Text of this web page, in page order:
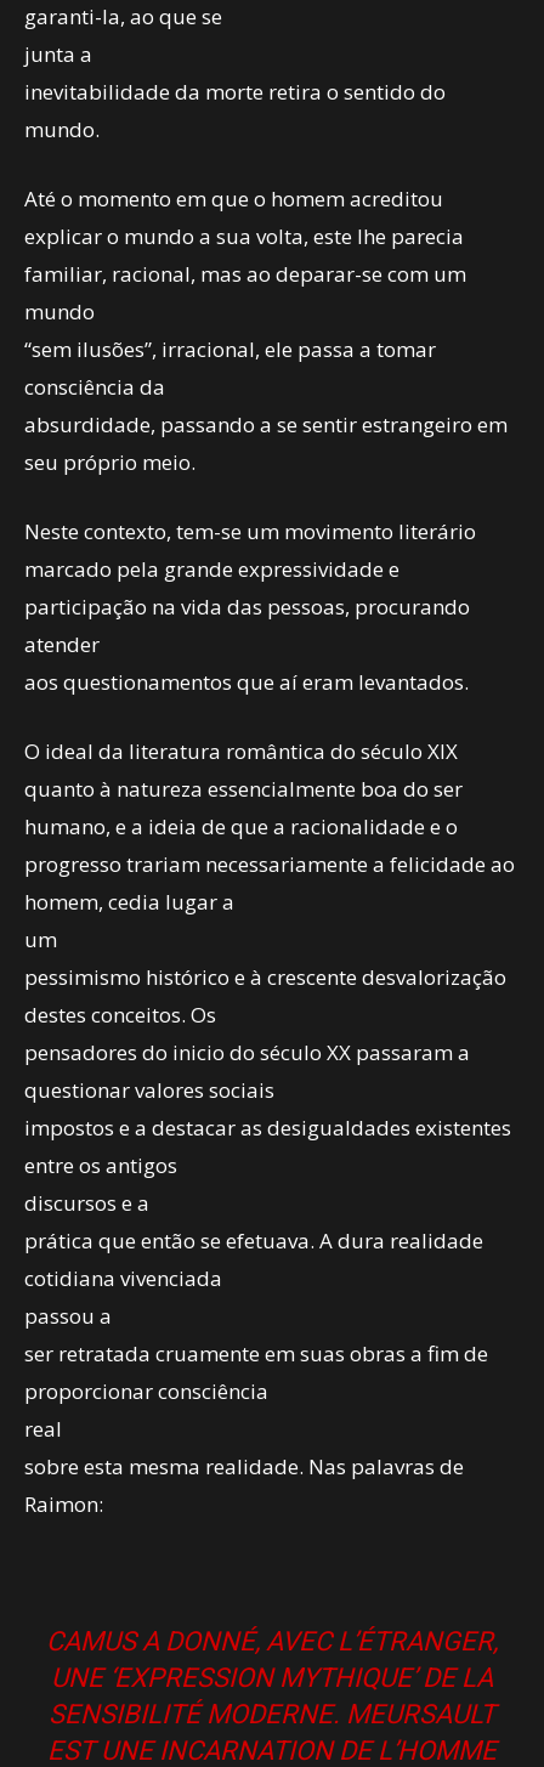
garanti-la, ao que se
junta a
inevitabilidade da morte retira o sentido do
mundo.
Até o momento em que o homem acreditou
explicar o mundo a sua volta, este lhe parecia
familiar, racional, mas ao deparar-se com um
mundo
“sem ilusões”, irracional, ele passa a tomar
consciência da
absurdidade, passando a se sentir estrangeiro em
seu próprio meio.
Neste contexto, tem-se um movimento literário
marcado pela grande expressividade e
participação na vida das pessoas, procurando
atender
aos questionamentos que aí eram levantados.
O ideal da literatura romântica do século XIX
quanto à natureza essencialmente boa do ser
humano, e a ideia de que a racionalidade e o
progresso trariam necessariamente a felicidade ao
homem, cedia lugar a
um
pessimismo histórico e à crescente desvalorização
destes conceitos. Os
pensadores do inicio do século XX passaram a
questionar valores sociais
impostos e a destacar as desigualdades existentes
entre os antigos
discursos e a
prática que então se efetuava. A dura realidade
cotidiana vivenciada
passou a
ser retratada cruamente em suas obras a fim de
proporcionar consciência
real
sobre esta mesma realidade. Nas palavras de
Raimon:
CAMUS A DONNÉ, AVEC L’ÉTRANGER,
UNE ‘EXPRESSION MYTHIQUE’ DE LA
SENSIBILITÉ MODERNE. MEURSAULT
EST UNE INCARNATION DE L’HOMME